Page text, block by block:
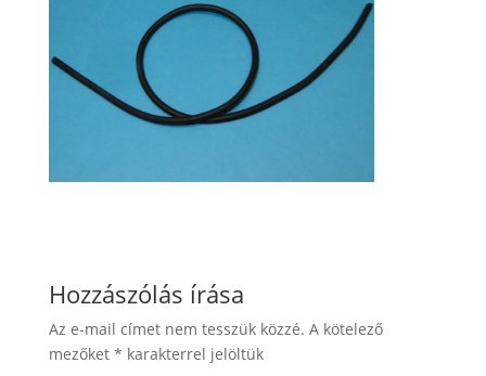
Hozzászólás írása
Az e-mail címet nem tesszük közzé. A kötelező
mezőket * karakterrel jelöltük